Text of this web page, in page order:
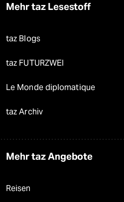
Mehr taz Lesestoff
taz Blogs
taz FUTURZWEI
Le Monde diplomatique
taz Archiv
Mehr taz Angebote
Reisen